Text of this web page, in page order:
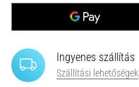
fel
párnázott
cipőket
országútra
és
Ingyenes szállítás
Szállítási lehetőségek